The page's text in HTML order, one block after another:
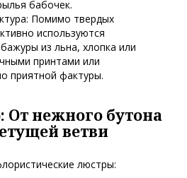
бабочек.
Помимо твердых
используются
из льна, хлопка или
принтами или
приятной фактуры.
нежного бутона
ветви
люстры: